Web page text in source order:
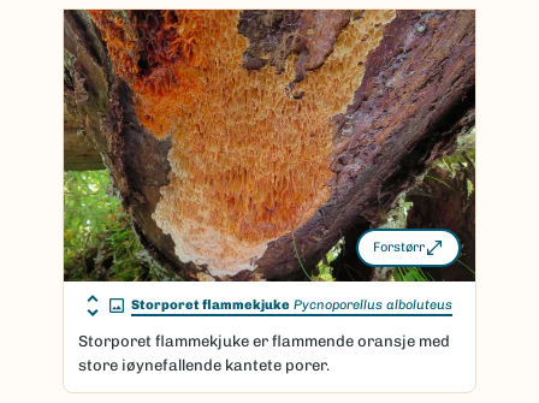
Forstørr
Storporet flammekjuke Pycnoporellus alboluteus
Storporet flammekjuke er flammende oransje med
store iøynefallende kantete porer.